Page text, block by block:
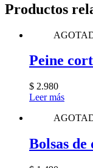
Productos
Peine
$ 2.980
Leer más
Bolsas de